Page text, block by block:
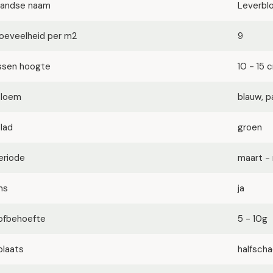
naam
per m2 9
hoogte 10 - 15
blauw,
groen
maart -
ja
5 - 10g